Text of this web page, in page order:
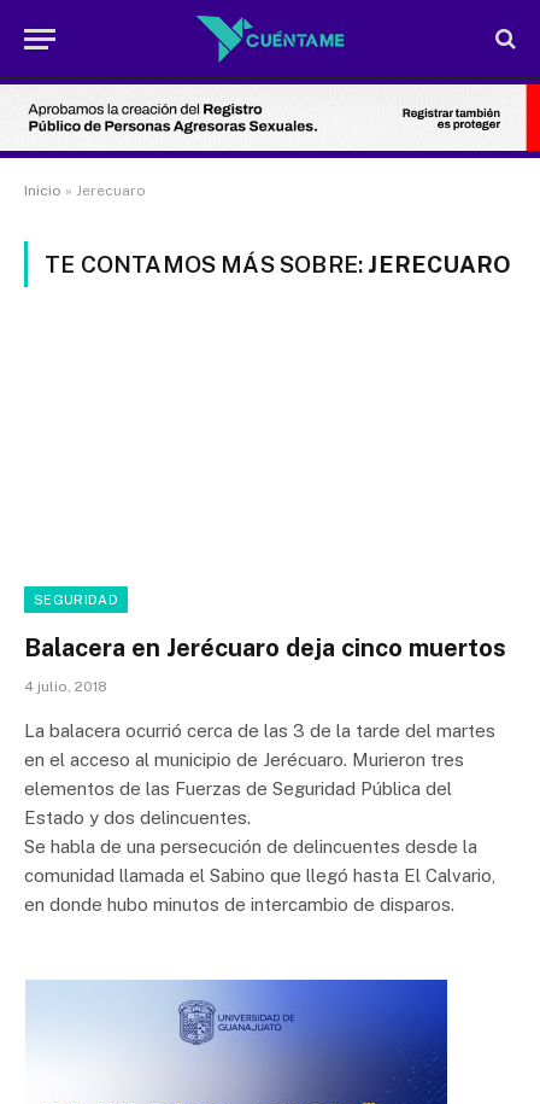
Inicio » Jerecuaro
TE CONTAMOS MÁS SOBRE: JERECUARO
SEGURIDAD
Balacera en Jerécuaro deja cinco muertos
4 julio, 2018
La balacera ocurrió cerca de las 3 de la tarde del martes
en el acceso al municipio de Jerécuaro. Murieron tres
elementos de las Fuerzas de Seguridad Pública del
Estado y dos delincuentes.
Se habla de una persecución de delincuentes desde la
comunidad llamada el Sabino que llegó hasta El Calvario,
en donde hubo minutos de intercambio de disparos.